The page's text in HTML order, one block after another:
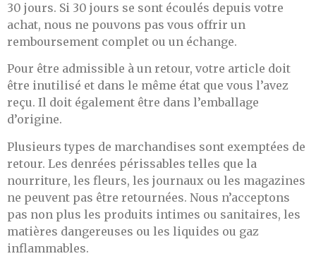
30 jours. Si 30 jours se sont écoulés depuis votre
achat, nous ne pouvons pas vous offrir un
remboursement complet ou un échange.
Pour être admissible à un retour, votre article doit
être inutilisé et dans le même état que vous l’avez
reçu. Il doit également être dans l’emballage
d’origine.
Plusieurs types de marchandises sont exemptées de
retour. Les denrées périssables telles que la
nourriture, les fleurs, les journaux ou les magazines
ne peuvent pas être retournées. Nous n’acceptons
pas non plus les produits intimes ou sanitaires, les
matières dangereuses ou les liquides ou gaz
inflammables.